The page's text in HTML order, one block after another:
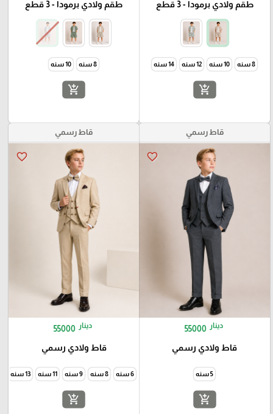
طقم ولادي برمودا - 3 قطع
8 سنه 10 سنه 12 سنه 14 سنه
add_shopping_cart
طقم ولادي برمودا - 3 قطع
8 سنه 10 سنه
add_shopping_cart
قاط رسمي
favorite_border
55000 دينار
قاط ولادي رسمي
5 سنه
add_shopping_cart
قاط رسمي
favorite_border
55000 دينار
قاط ولادي رسمي
6 سنه 8 سنه 9 سنه 11 سنه 13 سنه
add_shopping_cart